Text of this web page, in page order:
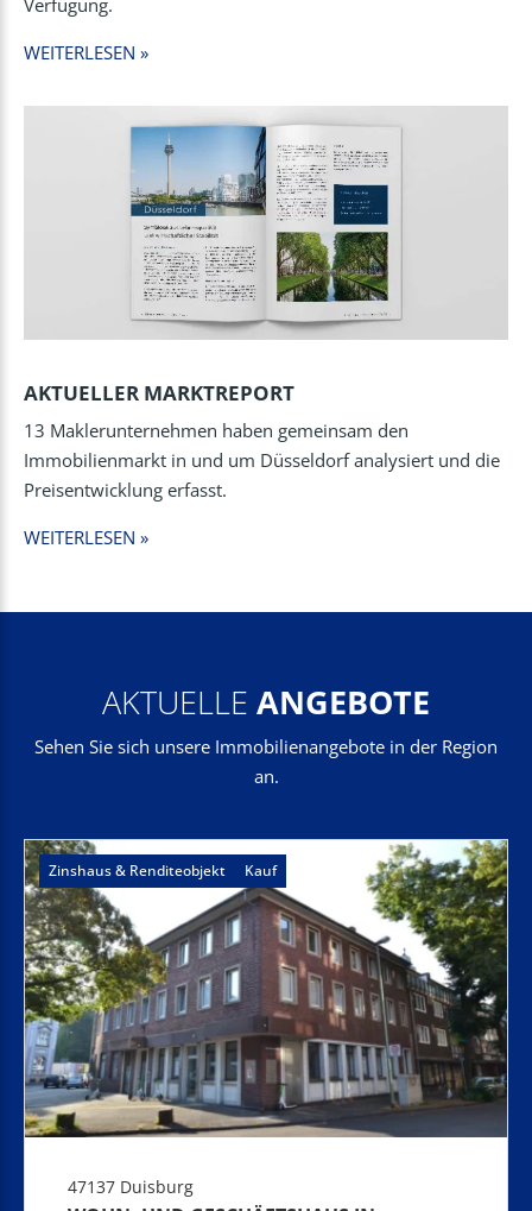
WEITERLESEN »
AKTUELLER MARKTREPORT
13 Maklerunternehmen haben gemeinsam den
Immobilienmarkt in und um Düsseldorf analysiert und die
Preisentwicklung erfasst.
WEITERLESEN »
AKTUELLE ANGEBOTE
Sehen Sie sich unsere Immobilienangebote in der Region
an.
Zinshaus & Renditeobjekt Kauf
47137 Duisburg